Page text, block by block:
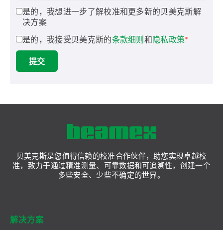
是的，我想进一步了解校准和更多新的贝美克斯解
决方案
是的，我接受贝美克斯的条款细则和隐私政策*
提交
贝美克斯是您值得信赖的校准合作伙伴，助您实现卓越校
准，致力于通过精准测量、可靠数据和可追溯性，创建一个
多些安全、少些不确定的世界。
解决方案